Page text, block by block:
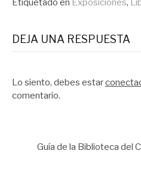
Etiquetado en Exposiciones,
DEJA UNA RESPUESTA
Lo siento, debes estar
comentario.
Guía de la Biblioteca del